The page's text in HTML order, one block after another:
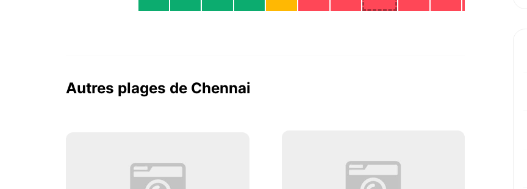
Autres plages de Chennai